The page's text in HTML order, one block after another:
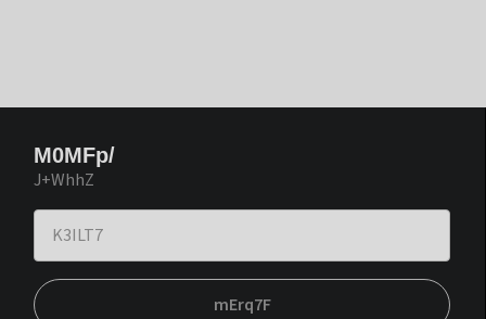
M0MFp/
J+WhhZ
mErq7F